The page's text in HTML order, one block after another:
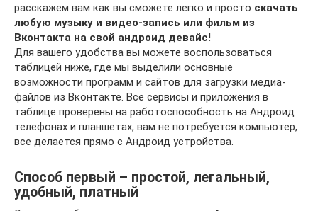
расскажем вам как вы сможете легко и просто скачать
любую музыку и видео-запись или фильм из
Вконтакта на свой андроид девайс!
Для вашего удобства вы можете воспользоваться
таблицей ниже, где мы выделили основные
возможности программ и сайтов для загрузки медиа-
файлов из Вконтакте. Все сервисы и приложения в
таблице проверены на работоспособность на Андроид
телефонах и планшетах, вам не потребуется компьютер,
все делается прямо с Андроид устройства.
Способ первый – простой, легальный,
удобный, платный